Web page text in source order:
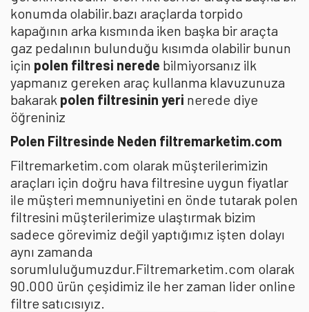
konumda olabilir.bazı araçlarda torpido
kapağının arka kısmında iken başka bir araçta
gaz pedalının bulunduğu kısımda olabilir bunun
için polen filtresi nerede bilmiyorsanız ilk
yapmanız gereken araç kullanma klavuzunuza
bakarak polen filtresinin yeri nerede diye
öğreniniz
Polen Filtresinde Neden filtremarketim.com
Filtremarketim.com olarak müşterilerimizin
araçları için doğru hava filtresine uygun fiyatlar
ile müşteri memnuniyetini en önde tutarak polen
filtresini müşterilerimize ulaştırmak bizim
sadece görevimiz değil yaptığımız işten dolayı
aynı zamanda
sorumluluğumuzdur.Filtremarketim.com olarak
90.000 ürün çeşidimiz ile her zaman lider online
filtre satıcısıyız.